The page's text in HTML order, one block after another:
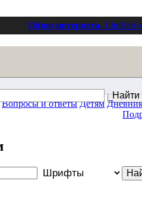
Обзор интернета- LiteВеб-
Вопросы и ответы Детям